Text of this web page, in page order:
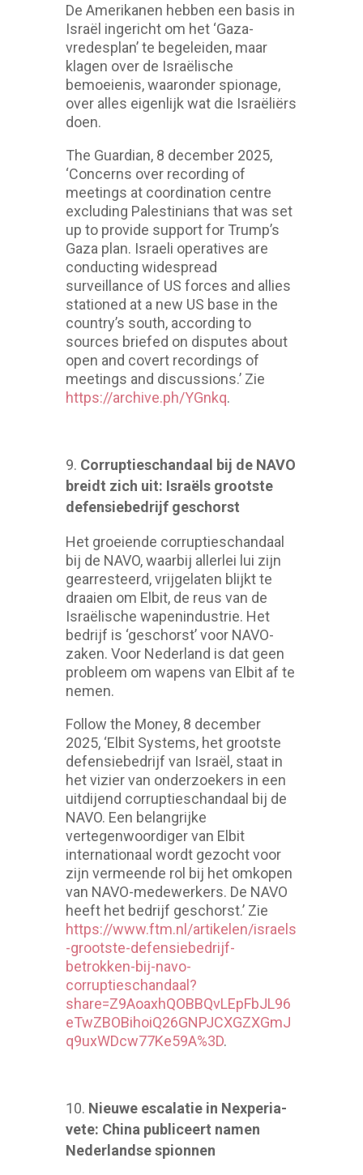
De Amerikanen hebben een basis in
Israël ingericht om het ‘Gaza-
vredesplan’ te begeleiden, maar
klagen over de Israëlische
bemoeienis, waaronder spionage,
over alles eigenlijk wat die Israëliërs
doen.
The Guardian, 8 december 2025,
‘Concerns over recording of
meetings at coordination centre
excluding Palestinians that was set
up to provide support for Trump’s
Gaza plan. Israeli operatives are
conducting widespread
surveillance of US forces and allies
stationed at a new US base in the
country’s south, according to
sources briefed on disputes about
open and covert recordings of
meetings and discussions.’ Zie
https://archive.ph/YGnkq.
Corruptie­­schandaal bij de NAVO
breidt zich uit: Israëls grootste
defensie­bedrijf geschorst
Het groeiende corruptieschandaal
bij de NAVO, waarbij allerlei lui zijn
gearresteerd, vrijgelaten blijkt te
draaien om Elbit, de reus van de
Israëlische wapenindustrie. Het
bedrijf is ‘geschorst’ voor NAVO-
zaken. Voor Nederland is dat geen
probleem om wapens van Elbit af te
nemen.
Follow the Money, 8 december
2025, ‘Elbit Systems, het grootste
defensiebedrijf van Israël, staat in
het vizier van onderzoekers in een
uitdijend corruptieschandaal bij de
NAVO. Een belangrijke
vertegenwoordiger van Elbit
internationaal wordt gezocht voor
zijn vermeende rol bij het omkopen
van NAVO-medewerkers. De NAVO
heeft het bedrijf geschorst.’ Zie
https://www.ftm.nl/artikelen/israels
-grootste-defensiebedrijf-
betrokken-bij-navo-
corruptieschandaal?
share=Z9AoaxhQOBBQvLEpFbJL96
eTwZBOBihoiQ26GNPJCXGZXGmJ
q9uxWDcw77Ke59A%3D.
Nieuwe escalatie in Nexperia-
vete: China publiceert namen
Nederlandse spionnen